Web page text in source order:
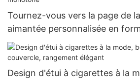
Tournez-vous vers la page de
aimantée personnalisée en
que le bureau ne soit plus
Design d'étui à cigarettes à la